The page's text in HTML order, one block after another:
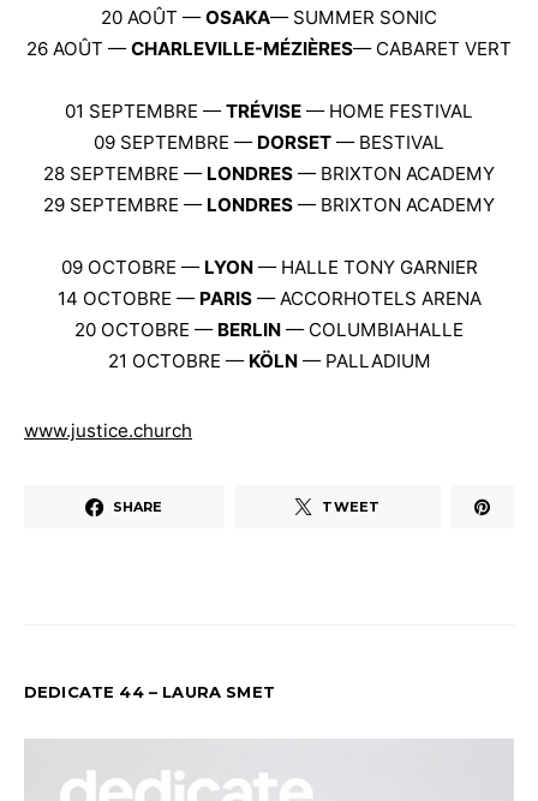
20 AOÛT —OSAKA— SUMMER SONIC
26 AOÛT —CHARLEVILLE-MÉZIÈRES— CABARET VERT
01 SEPTEMBRE —TRÉVISE — HOME FESTIVAL
09 SEPTEMBRE — DORSET — BESTIVAL
28 SEPTEMBRE — LONDRES — BRIXTON ACADEMY
29 SEPTEMBRE — LONDRES — BRIXTON ACADEMY
09 OCTOBRE — LYON— HALLE TONY GARNIER
14 OCTOBRE — PARIS— ACCORHOTELS ARENA
20 OCTOBRE — BERLIN — COLUMBIAHALLE
21 OCTOBRE — KÖLN— PALLADIUM
www.justice.church
SHARE TWEET
DEDICATE 44 – LAURA SMET